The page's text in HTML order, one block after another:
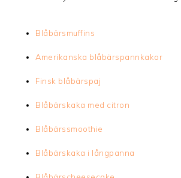
Blåbärsmuffins
Amerikanska blåbärspannkakor
Finsk blåbärspaj
Blåbärskaka med citron
Blåbärssmoothie
Blåbärskaka i långpanna